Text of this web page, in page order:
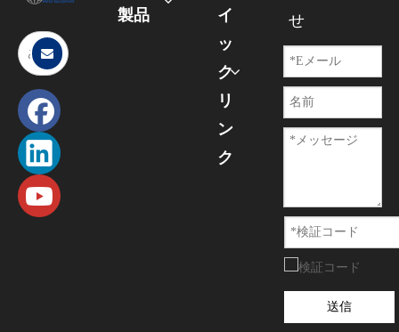
製品
イ
ッ
ク
リ
ン
ク
せ
送信